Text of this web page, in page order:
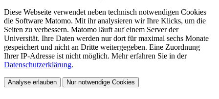
Diese Webseite verwendet neben technisch notwendigen Cookies
die Software Matomo. Mit ihr analysieren wir Ihre Klicks, um die
Seiten zu verbessern. Matomo läuft auf einem Server der
Universität. Ihre Daten werden nur dort für maximal sechs Monate
gespeichert und nicht an Dritte weitergegeben. Eine Zuordnung
Ihrer IP-Adresse ist nicht möglich. Mehr erfahren Sie in der
Datenschutzerklärung.
Analyse erlauben Nur notwendige Cookies